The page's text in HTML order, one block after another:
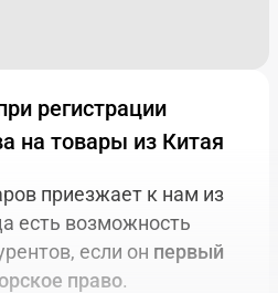
регистрации
на товары из Китая
приезжает к нам из
есть возможность
если он первый
право.